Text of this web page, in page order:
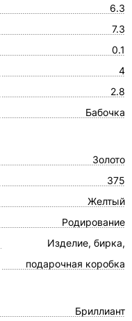
6.3
7.3
0.1
4
2.8
Бабочка
Золото
375
Желтый
Родирование
Изделие, бирка,
подарочная коробка
Бриллиант